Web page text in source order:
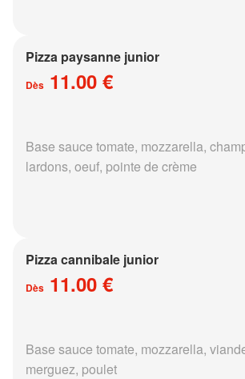
Pizza paysanne junior
Dès 11.00 €
Base sauce tomate, mozzarella,
lardons, oeuf, pointe de crème
Pizza cannibale junior
Dès 11.00 €
Base sauce tomate, mozzarella,
merguez, poulet